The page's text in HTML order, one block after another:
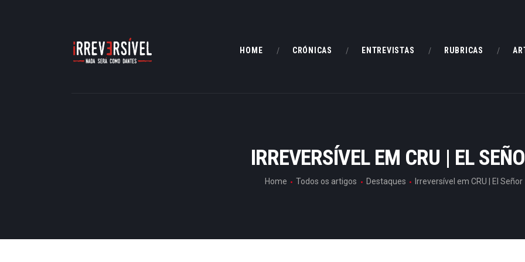
HOME CRÓNICAS ENTREVISTAS RUBRICAS
IRREVERSÍVEL EM CRU | EL
Home Todos os artigos Destaques Irreversível em CRU | El Señor
CRÓNICAS
ARTIGOS